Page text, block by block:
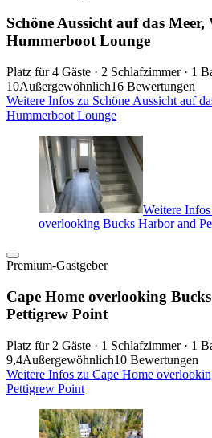
Schöne Aussicht auf das
Hummerboot Lounge
Platz für 4 Gäste · 2 Schlafzimmer · 1
10Außergewöhnlich16 Bewertungen
Weitere Infos zu Schöne Aussicht auf
Hummerboot Lounge
Weitere
overlooking Bucks Harbor and
Premium-Gastgeber
Cape Home overlooking
Pettigrew Point
Platz für 2 Gäste · 1 Schlafzimmer · 1
9,4Außergewöhnlich10 Bewertungen
Weitere Infos zu Cape Home
Pettigrew Point